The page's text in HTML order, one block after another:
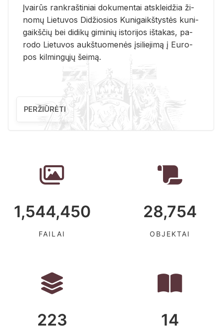
Įvai­rūs rank­raš­ti­niai do­ku­men­tai at­sklei­džia ži­
no­mų Lie­tu­vos Di­džio­sios Ku­ni­gaikš­tys­tės ku­ni­
gaikš­čių bei di­di­kų gi­mi­nių is­to­ri­jos iš­ta­kas, pa­
ro­do Lie­tu­vos aukš­tuo­me­nės įsi­lie­ji­mą į Eu­ro­
pos kil­min­gų­jų šei­mą.
PERŽIŪRĖTI
1,544,450
FAILAI
28,754
OBJEKTAI
223 14